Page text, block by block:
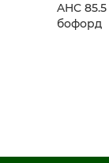
AHC
бофорд